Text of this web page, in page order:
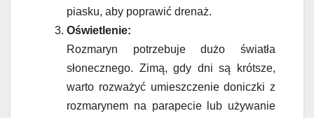
piasku, aby poprawić drenaż.
Oświetlenie:
Rozmaryn potrzebuje dużo światła
słonecznego. Zimą, gdy dni są krótsze,
warto rozważyć umieszczenie doniczki z
rozmarynem na parapecie lub używanie